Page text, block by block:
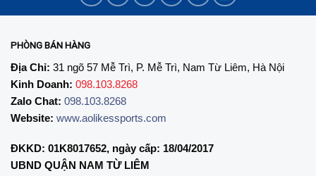
PHÒNG BÁN HÀNG
Địa Chỉ: 31 ngõ 57 Mễ Trì, P. Mễ Trì, Nam Từ Liêm, Hà Nội
Kinh Doanh: 098.103.8268
Zalo Chat: 098.103.8268
Website: www.aolikessports.com
ĐKKD: 01K8017652, ngày cấp: 18/04/2017
UBND QUẬN NAM TỪ LIÊM